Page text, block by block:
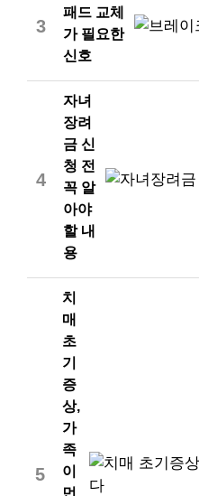
3
패드 교체
가 필요한
신호
4
자녀
장려
금 신
청 전
꼭 알
아야
할 내
용
5
치
매
초
기
증
상,
가
족
이
먼